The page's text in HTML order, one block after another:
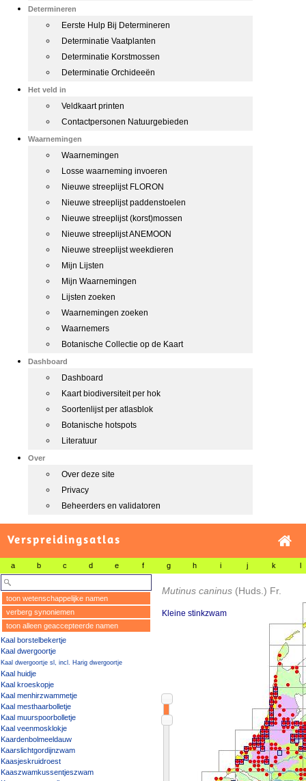
Determineren
Eerste Hulp Bij Determineren
Determinatie Vaatplanten
Determinatie Korstmossen
Determinatie Orchideeën
Het veld in
Veldkaart printen
Contactpersonen Natuurgebieden
Waarnemingen
Waarnemingen
Losse waarneming invoeren
Nieuwe streeplijst FLORON
Nieuwe streeplijst paddenstoelen
Nieuwe streeplijst (korst)mossen
Nieuwe streeplijst ANEMOON
Nieuwe streeplijst weekdieren
Mijn Lijsten
Mijn Waarnemingen
Lijsten zoeken
Waarnemingen zoeken
Waarnemers
Botanische Collectie op de Kaart
Dashboard
Dashboard
Kaart biodiversiteit per hok
Soortenlijst per atlasblok
Botanische hotspots
Literatuur
Over
Over deze site
Privacy
Beheerders en validatoren
Verspreidingsatlas
a b c d e f g h i j k l
toon wetenschappelijke namen
verberg synoniemen
toon alleen geaccepteerde namen
Kaal borstelbekertje
Kaal dwergoortje
Kaal dwergoortje sl, incl. Harig dwergoortje
Kaal huidje
Kaal kroeskopje
Kaal menhirzwammetje
Kaal mesthaarbolletje
Kaal muurspoorbolletje
Kaal veenmosklokje
Kaardenbolmeeldauw
Kaarslichtgordijnzwam
Kaasjeskruidroest
Kaaszwamkussentjeszwam
Mutinus caninus (Huds.) Fr.
Kleine stinkzwam